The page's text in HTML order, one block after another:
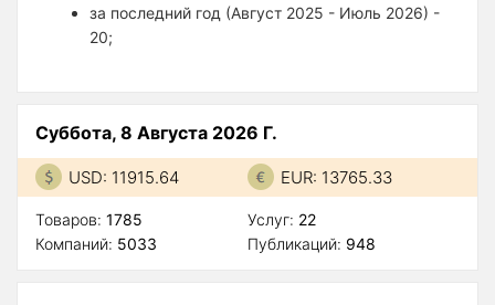
за последний год (Август 2025 - Июль 2026) -
20;
Суббота, 8 Августа 2026 Г.
USD: 11915.64 EUR: 13765.33
Товаров: 1785
Компаний: 5033
Услуг: 22
Публикаций: 948